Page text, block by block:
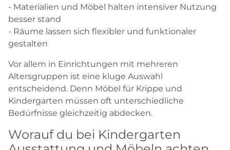
- Materialien und Möbel halten intensiver Nutzung
besser stand
- Räume lassen sich flexibler und funktionaler
gestalten
Vor allem in Einrichtungen mit mehreren
Altersgruppen ist eine kluge Auswahl
entscheidend. Denn Möbel für Krippe und
Kindergarten müssen oft unterschiedliche
Bedürfnisse gleichzeitig abdecken.
Worauf du bei Kindergarten